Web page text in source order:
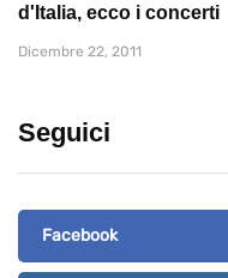
d'Italia, ecco i concerti
Dicembre 22, 2011
Seguici
Facebook